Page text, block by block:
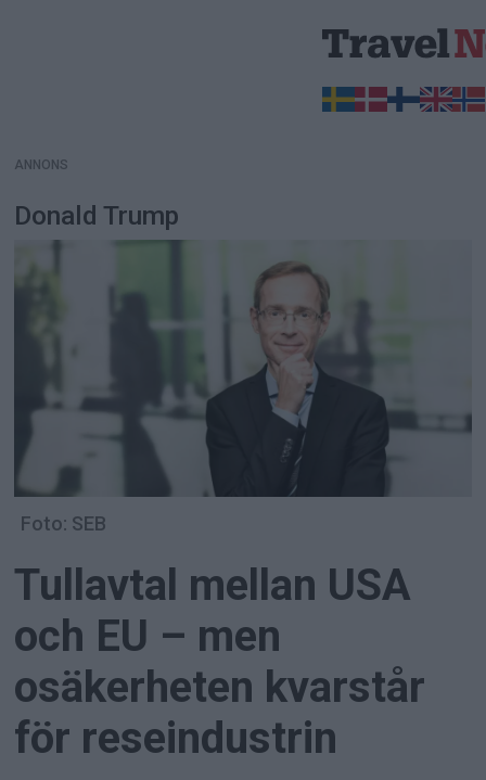
ANNONS
Donald Trump
Foto: SEB
Tullavtal mellan USA
och EU – men
osäkerheten kvarstår
för reseindustrin